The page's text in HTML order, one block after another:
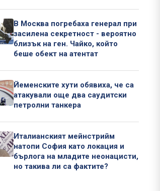
В Москва погребаха генерал при
засилена секретност - вероятно
близък на ген. Чайко, който
беше обект на атентат
Йеменските хути обявиха, че са
атакували още два саудитски
петролни танкера
Италианският мейнстрийм
натопи София като локация и
бърлога на младите неонацисти,
но такива ли са фактите?